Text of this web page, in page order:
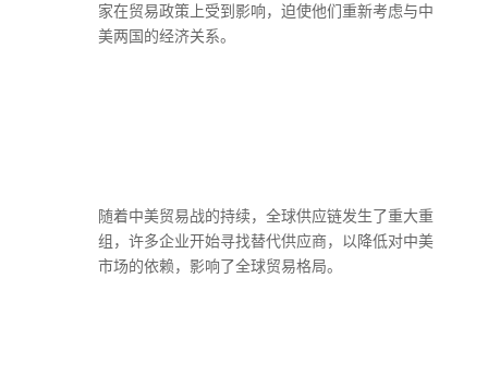
家在贸易政策上受到影响，迫使他们重新考虑与中
美两国的经济关系。
随着中美贸易战的持续，全球供应链发生了重大重
组，许多企业开始寻找替代供应商，以降低对中美
市场的依赖，影响了全球贸易格局。